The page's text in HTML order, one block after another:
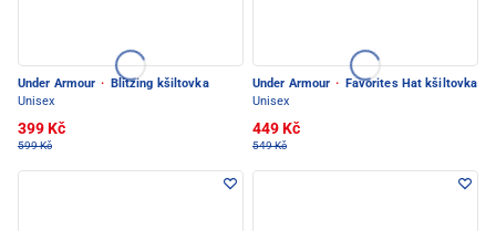
Under Armour ·
Blitzing kšiltovka
Unisex
399 Kč
599 Kč
Under Armour ·
Favorites Hat kšiltovka
Unisex
449 Kč
549 Kč